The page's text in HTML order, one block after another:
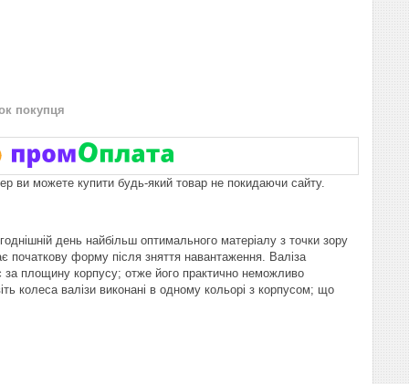
покупця
ви можете купити будь-який товар не покидаючи сайту.
день найбільш оптимального матеріалу з точки зору
початкову форму після зняття навантаження. Валіза
площину корпусу; отже його практично неможливо
колеса валізи виконані в одному кольорі з корпусом; що